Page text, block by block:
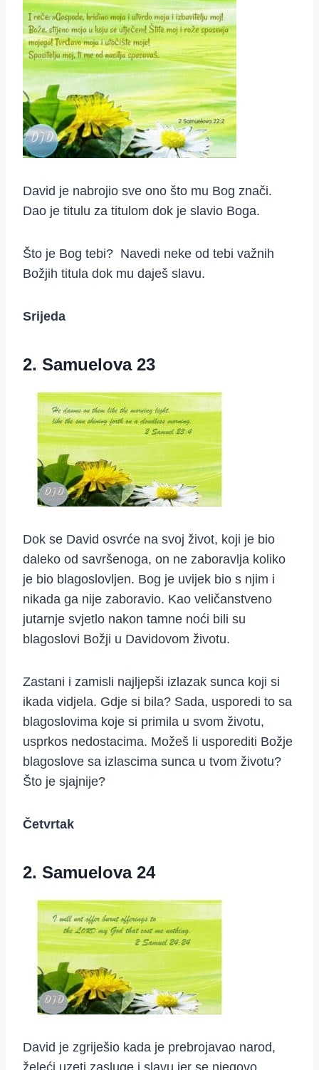
David je nabrojio sve ono što mu Bog znači.
Dao je titulu za titulom dok je slavio Boga.
Što je Bog tebi? Navedi neke od tebi važnih
Božjih titula dok mu daješ slavu.
Srijeda
2. Samuelova 23
Dok se David osvrće na svoj život, koji je bio
daleko od savršenoga, on ne zaboravlja koliko
je bio blagoslovljen. Bog je uvijek bio s njim i
nikada ga nije zaboravio. Kao veličanstveno
jutarnje svjetlo nakon tamne noći bili su
blagoslovi Božji u Davidovom životu.
Zastani i zamisli najljepši izlazak sunca koji si
ikada vidjela. Gdje si bila? Sada, usporedi to sa
blagoslovima koje si primila u svom životu,
usprkos nedostacima. Možeš li usporediti Božje
blagoslove sa izlascima sunca u tvom životu?
Što je sjajnije?
Četvrtak
2. Samuelova 24
David je zgriješio kada je prebrojavao narod,